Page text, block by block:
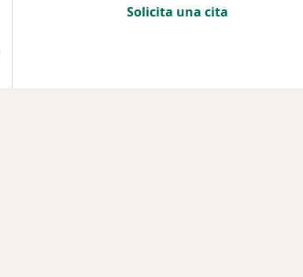
Solicita una cita